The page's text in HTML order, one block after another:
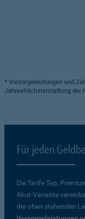
* Vorsorgeleistungen und
Jahreshöchsterstattung der
Für jeden
Die Tarife Top,
Akut-Variante
der oben stehenden